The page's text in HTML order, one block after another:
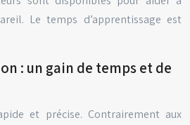
Le temps d’apprentissage est
: un gain de temps et de
et précise. Contrairement aux